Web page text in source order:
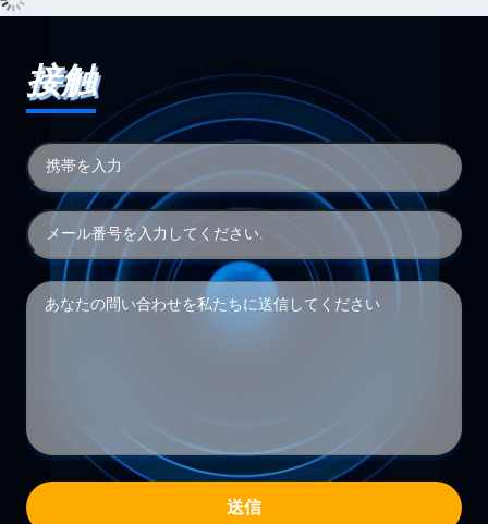
接触
送信